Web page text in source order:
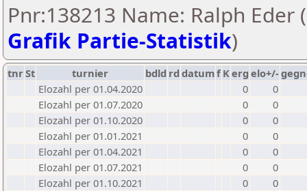
Pnr:138213 Name: Ralph Eder (
Grafik Partie-Statistik)
tnrSt turnier bdld rd datumf Kerg elo+/-
Elozahl per 01.04.2020
0
0
Elozahl per 01.07.2020
0
0
Elozahl per 01.10.2020
0
0
Elozahl per 01.01.2021
0
0
Elozahl per 01.04.2021
0
0
Elozahl per 01.07.2021
0
0
Elozahl per 01.10.2021
0
0